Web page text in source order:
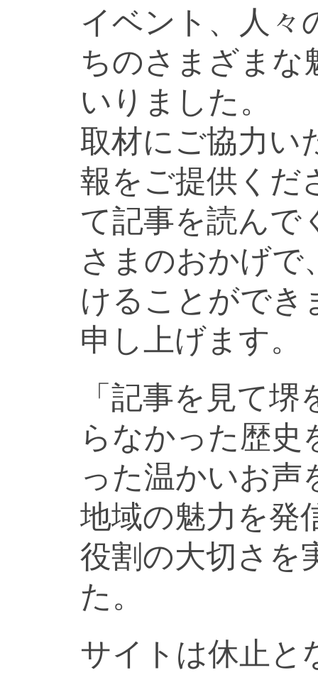
イベント、人々
ちのさまざまな
いりました。
取材にご協力い
報をご提供くだ
て記事を読んで
さまのおかげで
けることができ
申し上げます。
「記事を見て
らなかった歴史
った温かいお声
地域の魅力を発
役割の大切さを
た。
サイトは休止と